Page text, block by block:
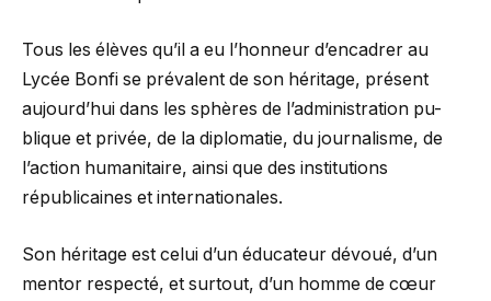
Tous les élèves qu’il a eu l’honneur d’encadrer au
Lycée Bonfi se prévalent de son héritage, présent
aujourd’hui dans les sphères de l’administration pu-
blique et privée, de la diplomatie, du journalisme, de
l’action humanitaire, ainsi que des institutions
républicaines et internationales.
Son héritage est celui d’un éducateur dévoué, d’un
mentor respecté, et surtout, d’un homme de cœur